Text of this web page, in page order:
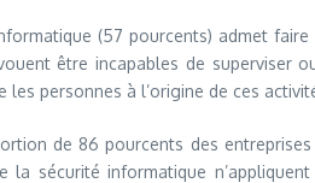
(57 pourcents) admet
être incapables de superviser
personnes à l’origine de ces
de 86 pourcents des
sécurité informatique